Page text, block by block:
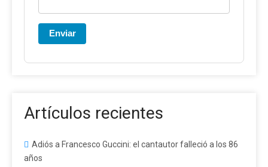
Enviar
Artículos recientes
Adiós a Francesco Guccini: el cantautor falleció a los 86
años